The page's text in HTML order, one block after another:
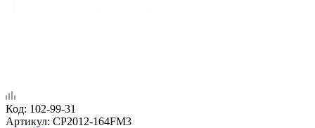
Код: 102-99-31
Артикул: CP2012-164FM3